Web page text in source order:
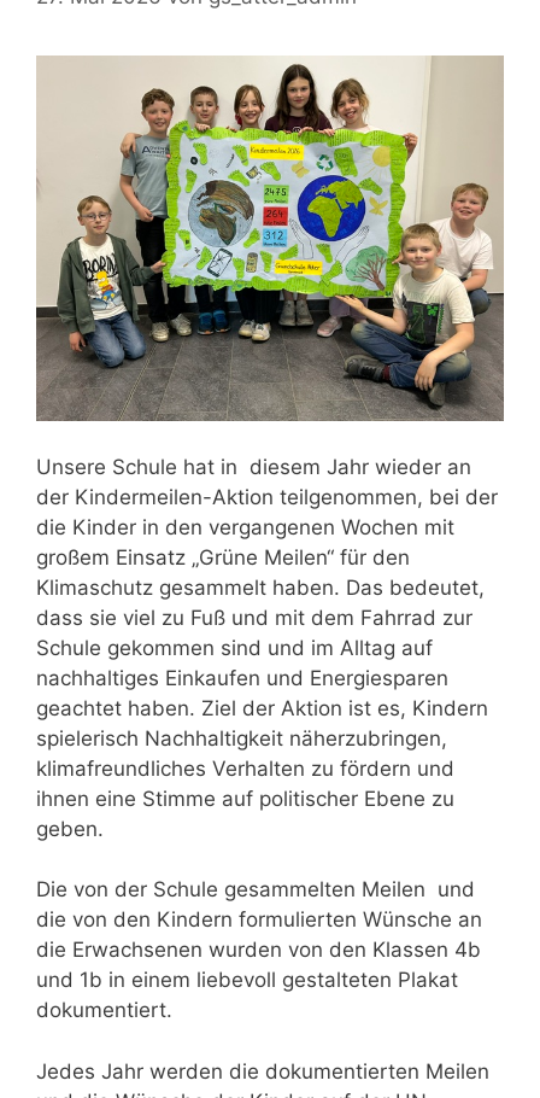
Unsere Schule hat in diesem Jahr wieder an
der Kindermeilen-Aktion teilgenommen, bei der
die Kinder in den vergangenen Wochen mit
großem Einsatz „Grüne Meilen“ für den
Klimaschutz gesammelt haben. Das bedeutet,
dass sie viel zu Fuß und mit dem Fahrrad zur
Schule gekommen sind und im Alltag auf
nachhaltiges Einkaufen und Energiesparen
geachtet haben. Ziel der Aktion ist es, Kindern
spielerisch Nachhaltigkeit näherzubringen,
klimafreundliches Verhalten zu fördern und
ihnen eine Stimme auf politischer Ebene zu
geben.
Die von der Schule gesammelten Meilen und
die von den Kindern formulierten Wünsche an
die Erwachsenen wurden von den Klassen 4b
und 1b in einem liebevoll gestalteten Plakat
dokumentiert.
Jedes Jahr werden die dokumentierten Meilen